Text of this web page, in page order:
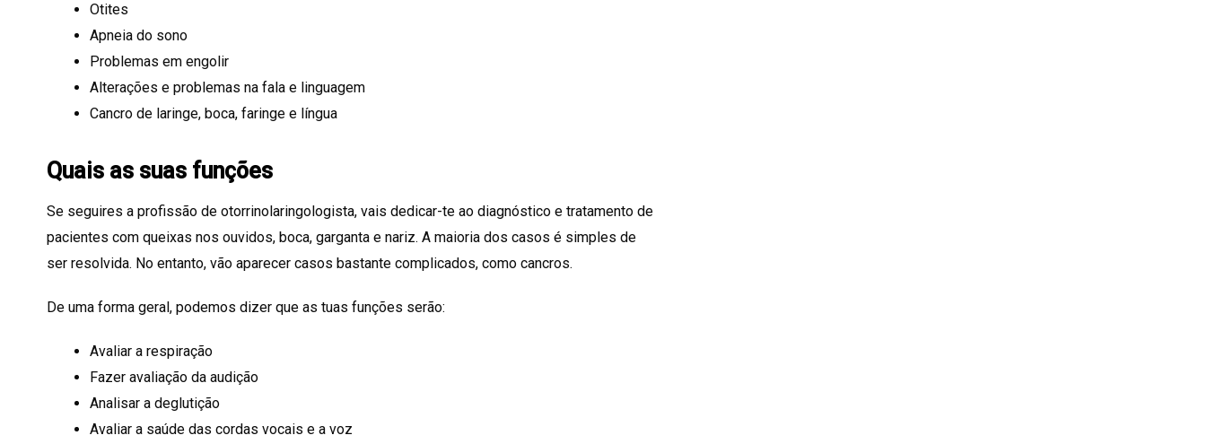
Otites
Apneia do sono
Problemas em engolir
Alterações e problemas na fala e linguagem
Cancro de laringe, boca, faringe e língua
Quais as suas funções
Se seguires a profissão de otorrinolaringologista, vais dedicar-te ao diagnóstico e tratamento de
pacientes com queixas nos ouvidos, boca, garganta e nariz. A maioria dos casos é simples de
ser resolvida. No entanto, vão aparecer casos bastante complicados, como cancros.
De uma forma geral, podemos dizer que as tuas funções serão:
Avaliar a respiração
Fazer avaliação da audição
Analisar a deglutição
Avaliar a saúde das cordas vocais e a voz